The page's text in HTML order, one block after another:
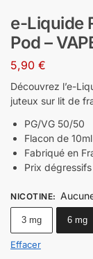
e-Liquide
Pod –
5,90 €
Découvrez l’e-
juteux sur lit de
PG/VG 50/50
Flacon de 10ml
Fabriqué en
Prix dégressifs
NICOTINE:
3 mg 6 mg
Effacer